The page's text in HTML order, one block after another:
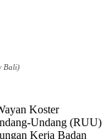
Bali)
Koster
Undang (RUU)
Kerja Badan